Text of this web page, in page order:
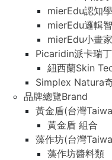
mierEdu認知
mierEdu邏輯
mierEdu小畫
Picaridin派卡瑞
紐西蘭Skin
Simplex Natura
品牌總覽Brand
黃金盾(台灣
黃金盾 組合
藻作坊(台灣
藻作坊醬料類